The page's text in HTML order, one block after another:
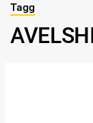
Tagg